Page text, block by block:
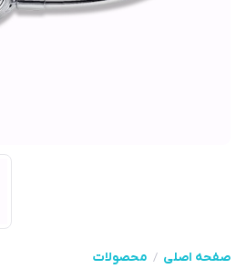
صفحه اصلی محصولات